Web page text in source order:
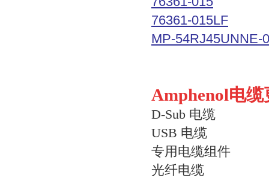
76361-015LF
MP-54RJ45UNNE-
Amphenol电
D-Sub 电缆
USB 电缆
专用电缆组件
光纤电缆